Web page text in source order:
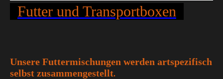
Futter und Transportboxen
Unsere Futtermischungen werden artspezifisch
selbst zusammengestellt.